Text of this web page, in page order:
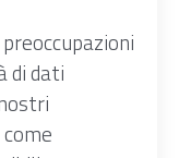
di dati